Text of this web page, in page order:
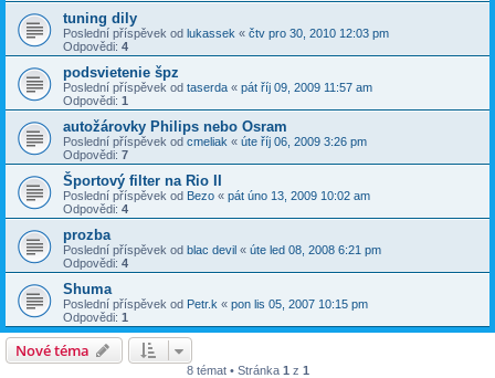
tuning dily
Poslední příspěvek od lukassek « čtv pro 30, 2010 12:03 pm
Odpovědi: 4
podsvietenie špz
Poslední příspěvek od taserda « pát říj 09, 2009 11:57 am
Odpovědi: 1
autožárovky Philips nebo Osram
Poslední příspěvek od cmeliak « úte říj 06, 2009 3:26 pm
Odpovědi: 7
Športový filter na Rio II
Poslední příspěvek od Bezo « pát úno 13, 2009 10:02 am
Odpovědi: 4
prozba
Poslední příspěvek od blac devil « úte led 08, 2008 6:21 pm
Odpovědi: 4
Shuma
Poslední příspěvek od Petr.k « pon lis 05, 2007 10:15 pm
Odpovědi: 1
Nové téma
8 témat • Stránka 1 z 1